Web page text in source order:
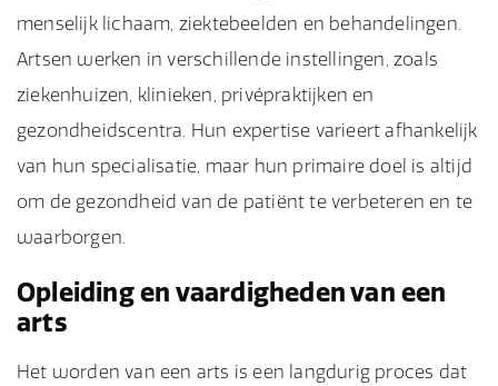
menselijk lichaam, ziektebeelden en behandelingen.
Artsen werken in verschillende instellingen, zoals
ziekenhuizen, klinieken, privépraktijken en
gezondheidscentra. Hun expertise varieert afhankelijk
van hun specialisatie, maar hun primaire doel is altijd
om de gezondheid van de patiënt te verbeteren en te
waarborgen.
Opleiding en vaardigheden van een
arts
Het worden van een arts is een langdurig proces dat